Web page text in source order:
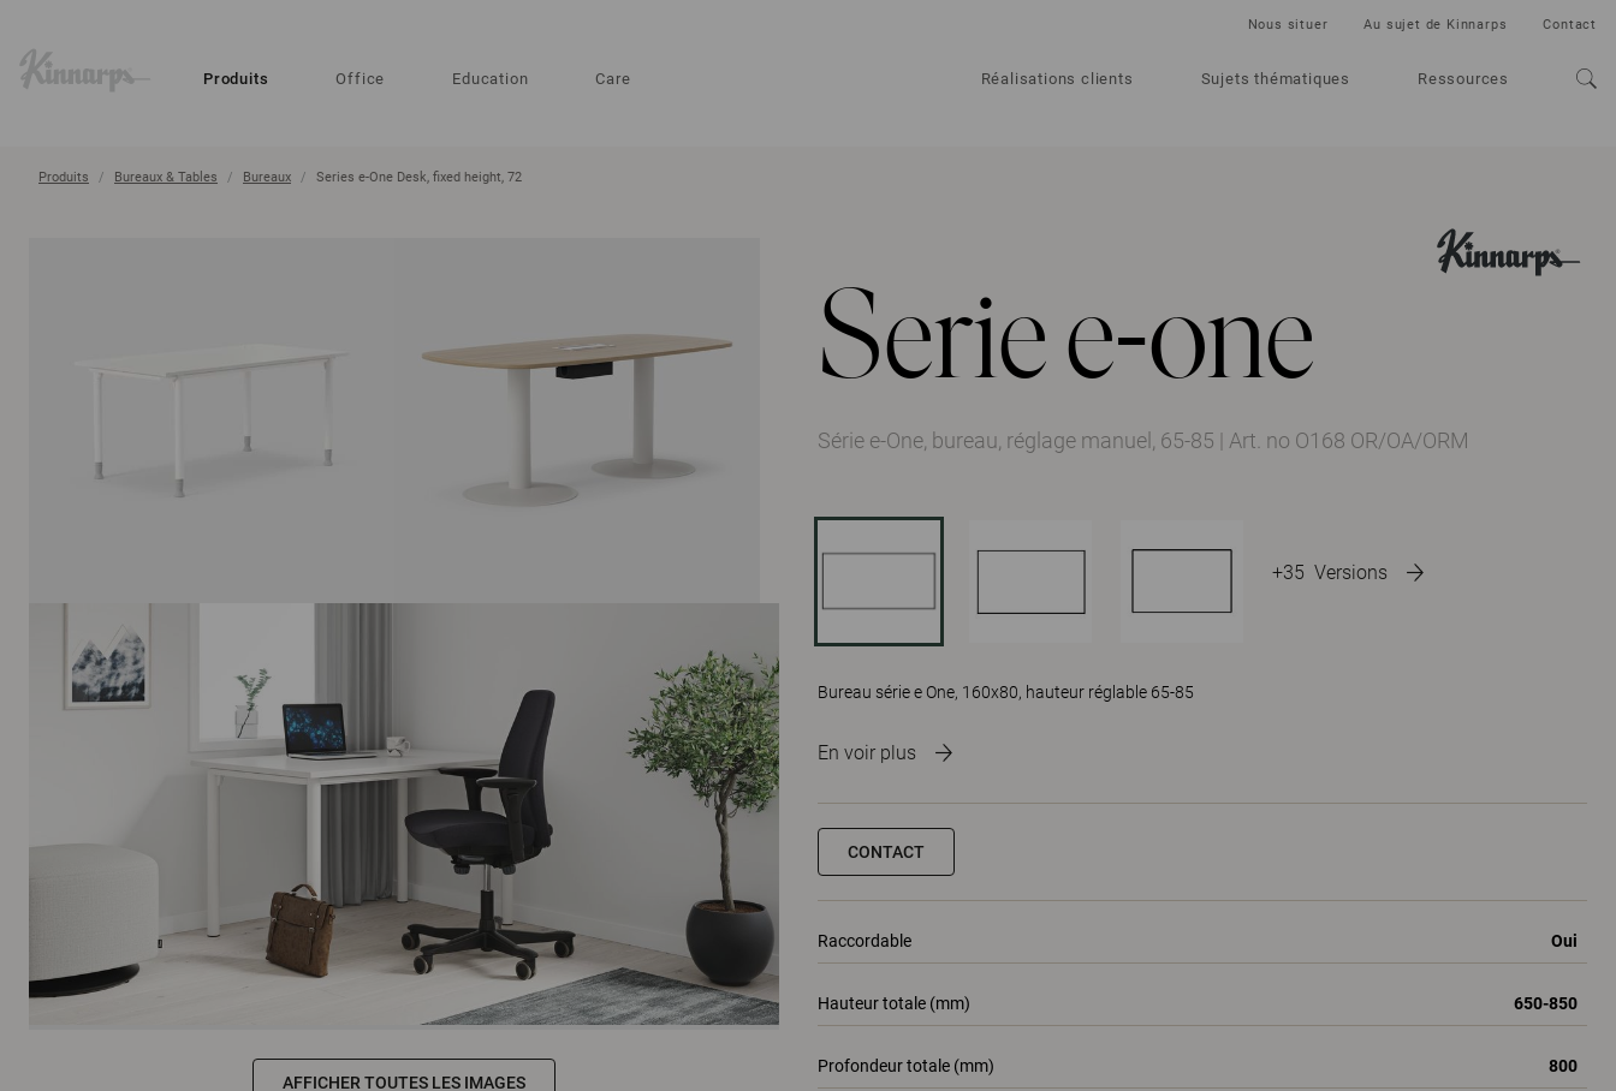
Produits Office Education Care Réalisations clients Sujets thématiques Ressources
Nous situer Au sujet de Kinnarps Contact
Produits Bureaux & Tables Bureaux Series e-One Desk, fixed height, 72
Serie e-one
+35 Versions
Série e-One, bureau, réglage manuel, 65-85 | Art. no O168 OR/OA/ORM
Bureau série e One, 160x80, hauteur réglable 65-85
En voir plus
CONTACT
Raccordable Oui
Hauteur totale (mm) 650-850
Profondeur totale (mm) 800
AFFICHER TOUTES LES IMAGES